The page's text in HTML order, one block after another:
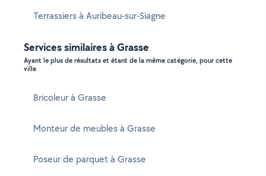
Terrassiers à Auribeau-sur-Siagne
Services similaires à Grasse
Ayant le plus de résultats et étant de la même catégorie, pour cette
ville
Bricoleur à Grasse
Monteur de meubles à Grasse
Poseur de parquet à Grasse